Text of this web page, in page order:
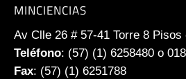
MINCIENCIAS
Av Clle 26 # 57-41 Torre 8 Pisos
Teléfono: (57) (1) 6258480 o
Fax: (57) (1) 6251788